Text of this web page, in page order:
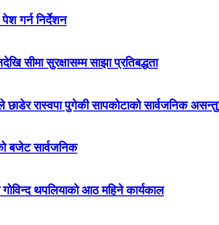
गर्न निर्देशन
सीमा सुरक्षासम्म साझा प्रतिबद्धता
छाडेर रास्वपा पुगेकी सापकोटाको सार्वजनिक
बजेट सार्वजनिक
थपलियाको आठ महिने कार्यकाल